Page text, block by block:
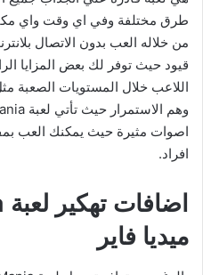
طرق مختلفة وفي اي وقت واي
من خلاله العب بدون الاتصال
قيود حيث توفر لك بعض المزايا
اللاعب خلال المستويات الصعبة
افراد.
ميديا فاير